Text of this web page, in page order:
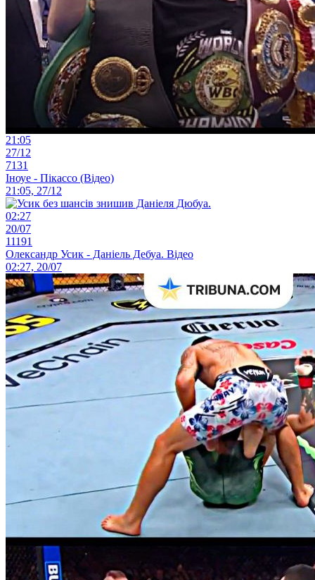
21:05
27/12
7131
Іноуе - Пікассо (Відео)
21:05, 27/12
02:27
20/07
11191
Олександр Усик - Даніель Дебуа. Відео
02:27, 20/07